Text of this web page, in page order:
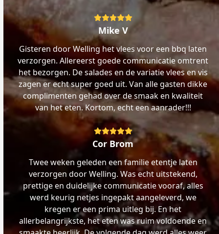
Rating:
Mike V
Gisteren door Welling het vlees voor een bbq laten
verzorgen. Allereerst goede communicatie omtrent
het bezorgen. De salades en de variatie vlees en vis
zagen er echt super goed uit. Van alle gasten dikke
complimenten gehad over de smaak en kwaliteit
van het eten. Kortom, echt een aanrader!!!
Rating:
5
Cor Brom
Twee weken geleden een familie etentje laten
verzorgen door Welling. Was echt uitstekend,
prettige en duidelijke communicatie vooraf, alles
werd keurig netjes ingepakt aangeleverd, we
kregen er een prima uitleg bij. En het
allerbelangrijkste, het eten was ruim voldoende en